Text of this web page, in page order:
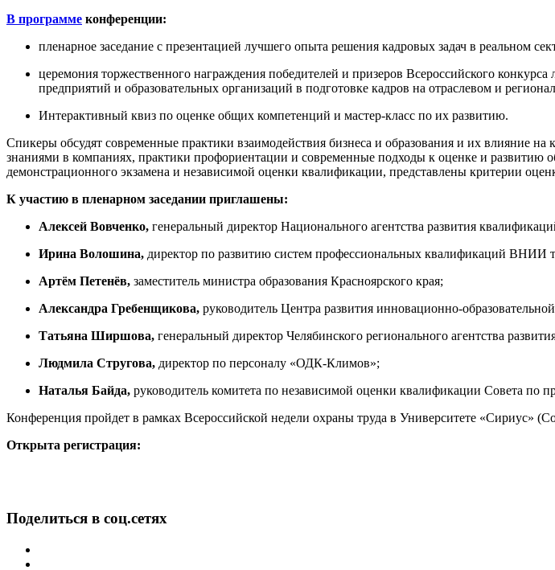
В программе конференции:
пленарное заседание с презентацией лучшего опыта решения кадровых задач в реальном
церемония торжественного награждения победителей и призеров Всероссийского
предприятий и образовательных организаций в подготовке кадров на отраслевом и
Интерактивный квиз по оценке общих компетенций и мастер-класс по их развитию.
Спикеры обсудят современные практики взаимодействия бизнеса и образования и их влияние
знаниями в компаниях, практики профориентации и современные подходы к оценке и развитию
демонстрационного экзамена и независимой оценки квалификации, представлены критерии
К участию в пленарном заседании приглашены:
Алексей Вовченко, генеральный директор Национального агентства развития
Ирина Волошина, директор по развитию систем профессиональных квалификаций ВНИИ
Артём Петенёв, заместитель министра образования Красноярского края;
Александра Гребенщикова, руководитель Центра развития инновационно-
Татьяна Ширшова, генеральный директор Челябинского регионального агентства
Людмила Стругова, директор по персоналу «ОДК-Климов»;
Наталья Байда, руководитель комитета по независимой оценки квалификации Совета по
Конференция пройдет в рамках Всероссийской недели охраны труда в Университете «Сириус»
Открыта регистрация:
Поделиться в соц.сетях